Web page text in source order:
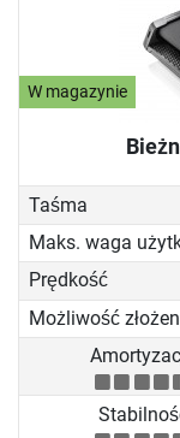
W magazynie
Taśma
Maks. waga
Prędkość
Możliwość